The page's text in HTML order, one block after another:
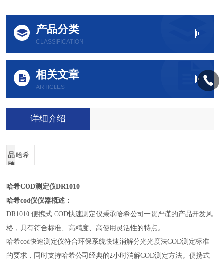
产品分类
CLASSIFICATION
相关文章
ARTICLES
详细介绍
品
牌
哈希
哈希COD测定仪DR1010
哈希cod仪仪器概述：
DR1010 便携式 COD快速测定仪秉承哈希公司一贯严谨的产品开发风
格，具有符合标准、高精度、高使用灵活性的特点。
哈希cod快速测定仪符合环保系统快速消解分光光度法COD测定标准
的要求，同时支持哈希公司经典的2小时消解COD测定方法。便携式